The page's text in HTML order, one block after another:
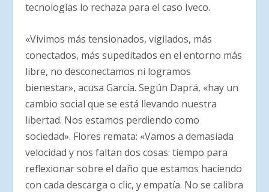
tecnologías lo rechaza para el caso Iveco.
«Vivimos más tensionados, vigilados, más
conectados, más supeditados en el entorno más
libre, no desconectamos ni logramos
bienestar», acusa García. Según Daprá, «hay un
cambio social que se está llevando nuestra
libertad. Nos estamos perdiendo como
sociedad». Flores remata: «Vamos a demasiada
velocidad y nos faltan dos cosas: tiempo para
reflexionar sobre el daño que estamos haciendo
con cada descarga o clic, y empatía. No se calibra